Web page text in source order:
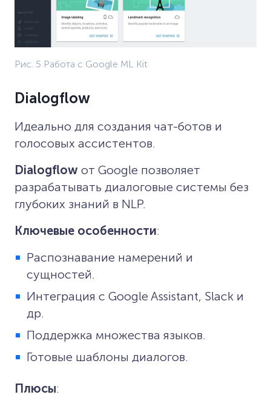
Рис. 5 Работа с Google ML Kit
Dialogflow
Идеально для создания чат-ботов и
голосовых ассистентов.
Dialogflow от Google позволяет
разрабатывать диалоговые системы без
глубоких знаний в NLP.
Ключевые особенности:
Распознавание намерений и
сущностей.
Интеграция с Google Assistant, Slack и
др.
Поддержка множества языков.
Готовые шаблоны диалогов.
Плюсы: